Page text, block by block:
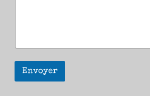
Envoyer